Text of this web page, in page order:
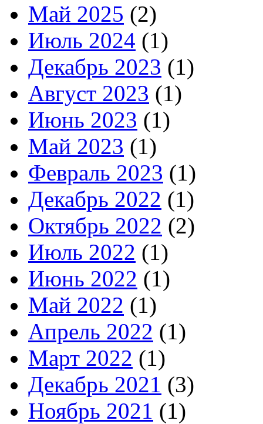
Май 2025 (2)
Июль 2024 (1)
Декабрь 2023 (1)
Август 2023 (1)
Июнь 2023 (1)
Май 2023 (1)
Февраль 2023 (1)
Декабрь 2022 (1)
Октябрь 2022 (2)
Июль 2022 (1)
Июнь 2022 (1)
Май 2022 (1)
Апрель 2022 (1)
Март 2022 (1)
Декабрь 2021 (3)
Ноябрь 2021 (1)